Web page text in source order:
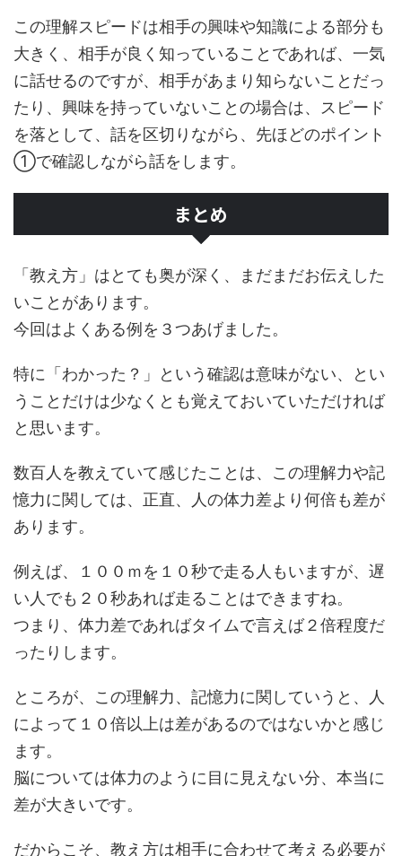
この理解スピードは相手の興味や知識による部分も
大きく、相手が良く知っていることであれば、一気
に話せるのですが、相手があまり知らないことだっ
たり、興味を持っていないことの場合は、スピード
を落として、話を区切りながら、先ほどのポイント
①で確認しながら話をします。
まとめ
「教え方」はとても奥が深く、まだまだお伝えした
いことがあります。
今回はよくある例を３つあげました。
特に「わかった？」という確認は意味がない、とい
うことだけは少なくとも覚えておいていただければ
と思います。
数百人を教えていて感じたことは、この理解力や記
憶力に関しては、正直、人の体力差より何倍も差が
あります。
例えば、１００ｍを１０秒で走る人もいますが、遅
い人でも２０秒あれば走ることはできますね。
つまり、体力差であればタイムで言えば２倍程度だ
ったりします。
ところが、この理解力、記憶力に関していうと、人
によって１０倍以上は差があるのではないかと感じ
ます。
脳については体力のように目に見えない分、本当に
差が大きいです。
だからこそ、教え方は相手に合わせて考える必要が